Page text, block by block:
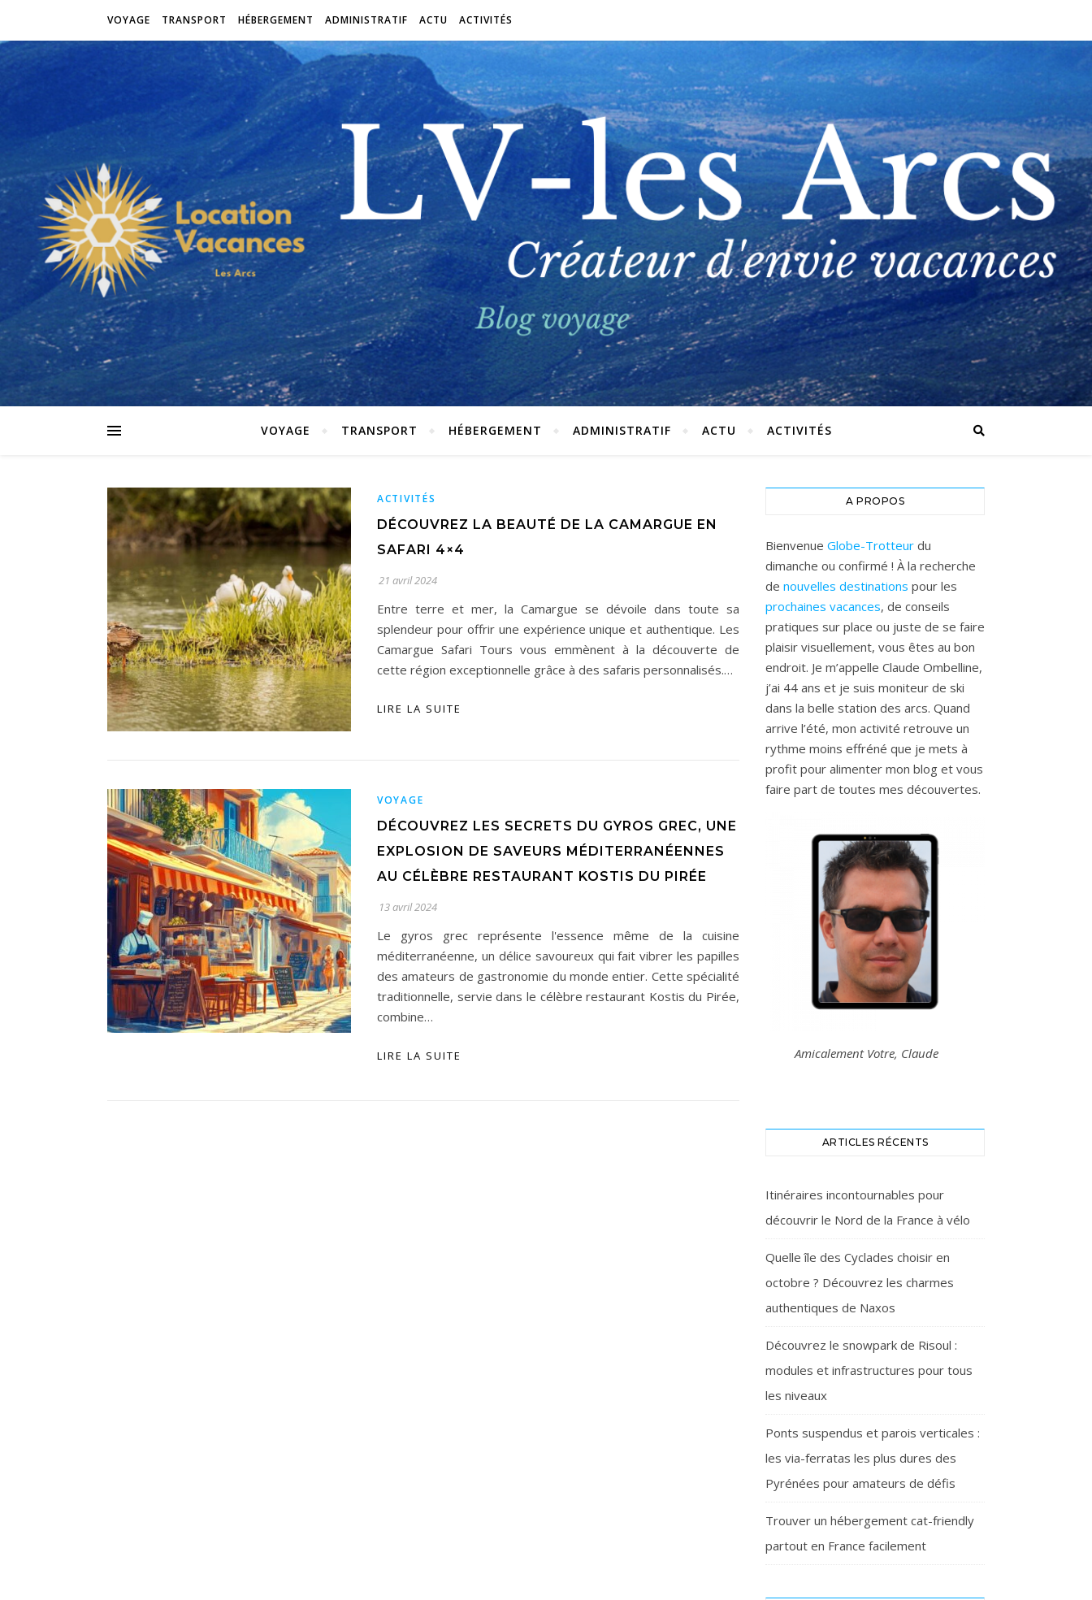
VOYAGE TRANSPORT HÉBERGEMENT ADMINISTRATIF ACTU ACTIVITÉS
VOYAGE TRANSPORT HÉBERGEMENT ADMINISTRATIF ACTU ACTIVITÉS
ACTIVITÉS
DÉCOUVREZ LA BEAUTÉ DE LA CAMARGUE EN
SAFARI 4×4
21 avril 2024
Entre terre et mer, la Camargue se dévoile dans toute sa
splendeur pour offrir une expérience unique et authentique. Les
Camargue Safari Tours vous emmènent à la découverte de
cette région exceptionnelle grâce à des safaris personnalisés.…
LIRE LA SUITE
VOYAGE
DÉCOUVREZ LES SECRETS DU GYROS GREC, UNE
EXPLOSION DE SAVEURS MÉDITERRANÉENNES
AU CÉLÈBRE RESTAURANT KOSTIS DU PIRÉE
13 avril 2024
Le gyros grec représente l'essence même de la cuisine
méditerranéenne, un délice savoureux qui fait vibrer les papilles
des amateurs de gastronomie du monde entier. Cette spécialité
traditionnelle, servie dans le célèbre restaurant Kostis du Pirée,
combine…
LIRE LA SUITE
A PROPOS
Bienvenue Globe-Trotteur du
dimanche ou confirmé ! À la recherche
de nouvelles destinations pour les
prochaines vacances, de conseils
pratiques sur place ou juste de se faire
plaisir visuellement, vous êtes au bon
endroit. Je m’appelle Claude Ombelline,
j’ai 44 ans et je suis moniteur de ski
dans la belle station des arcs. Quand
arrive l’été, mon activité retrouve un
rythme moins effréné que je mets à
profit pour alimenter mon blog et vous
faire part de toutes mes découvertes.
Amicalement Votre, Claude
ARTICLES RÉCENTS
Itinéraires incontournables pour
découvrir le Nord de la France à vélo
Quelle île des Cyclades choisir en
octobre ? Découvrez les charmes
authentiques de Naxos
Découvrez le snowpark de Risoul :
modules et infrastructures pour tous
les niveaux
Ponts suspendus et parois verticales :
les via-ferratas les plus dures des
Pyrénées pour amateurs de défis
Trouver un hébergement cat-friendly
partout en France facilement